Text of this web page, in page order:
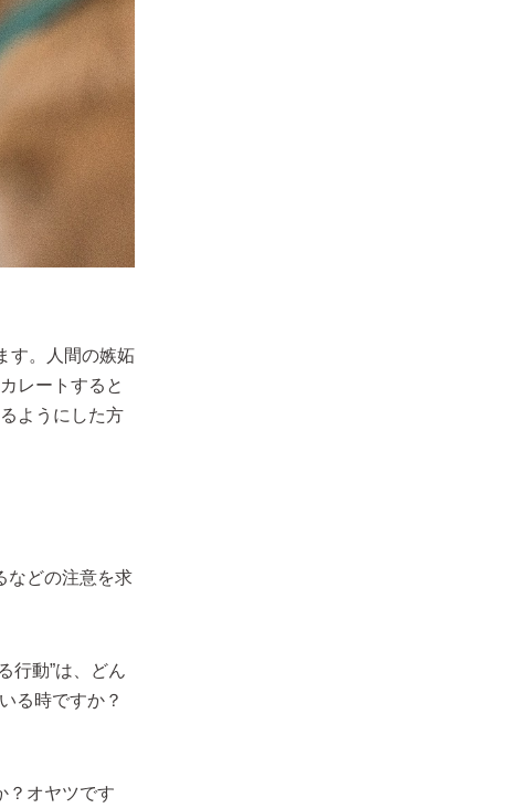
す。人間の嫉妬
レートすると
ようにした方
などの注意を求
行動”は、どん
る時ですか？
？オヤツです